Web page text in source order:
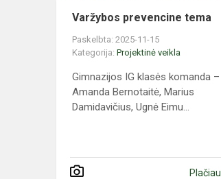
Varžybos prevencine tema
Paskelbta: 2025-11-15
Kategorija: Projektinė veikla
Gimnazijos IG klasės komanda –
Amanda Bernotaitė, Marius
Damidavičius, Ugnė Eimu...
Plačiau